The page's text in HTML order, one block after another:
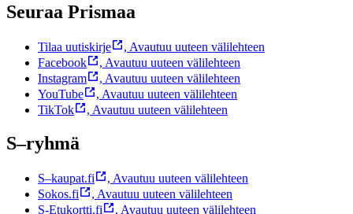
Seuraa Prismaa
Tilaa uutiskirje , Avautuu uuteen välilehteen
Facebook
, Avautuu uuteen välilehteen
Instagram
, Avautuu uuteen välilehteen
YouTube
, Avautuu uuteen välilehteen
TikTok
, Avautuu uuteen välilehteen
S–ryhmä
S–kaupat.fi , Avautuu uuteen välilehteen
Sokos.fi
, Avautuu uuteen välilehteen
S-Etukortti.fi
, Avautuu uuteen välilehteen